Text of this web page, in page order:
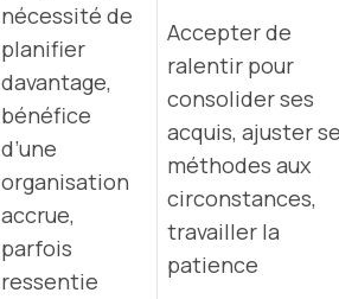
nécessité de
planifier
davantage,
bénéfice
d’une
organisation
accrue,
parfois
ressentie
Accepter de
ralentir pour
consolider ses
acquis, ajuster
méthodes aux
circonstances,
travailler la
patience